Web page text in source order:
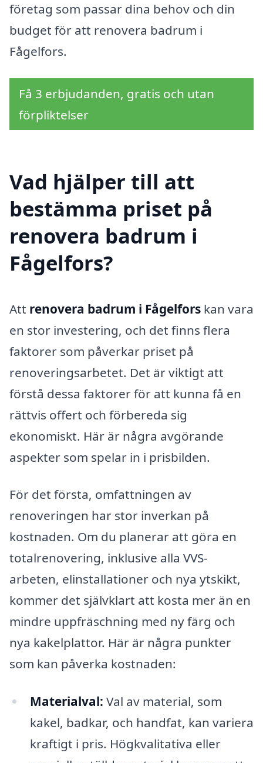
företag som passar dina behov och din
budget för att renovera badrum i
Fågelfors.
Få 3 erbjudanden, gratis och utan
förpliktelser
Vad hjälper till att
bestämma priset på
renovera badrum i
Fågelfors?
Att renovera badrum i Fågelfors kan vara
en stor investering, och det finns flera
faktorer som påverkar priset på
renoveringsarbetet. Det är viktigt att
förstå dessa faktorer för att kunna få en
rättvis offert och förbereda sig
ekonomiskt. Här är några avgörande
aspekter som spelar in i prisbilden.
För det första, omfattningen av
renoveringen har stor inverkan på
kostnaden. Om du planerar att göra en
totalrenovering, inklusive alla VVS-
arbeten, elinstallationer och nya ytskikt,
kommer det självklart att kosta mer än en
mindre uppfräschning med ny färg och
nya kakelplattor. Här är några punkter
som kan påverka kostnaden:
Materialval: Val av material, som
kakel, badkar, och handfat, kan variera
kraftigt i pris. Högkvalitativa eller